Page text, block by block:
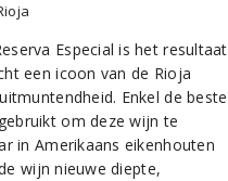
Especial is het resultaat
een icoon van de Rioja
Enkel de beste
om deze wijn te
in Amerikaans eikenhouten
wijn nieuwe diepte,